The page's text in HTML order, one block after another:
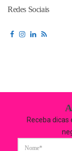
Redes Sociais
Receba